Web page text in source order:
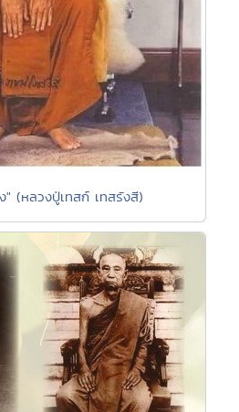
" (หลวงปู่เทสก์ เทสรังสี)